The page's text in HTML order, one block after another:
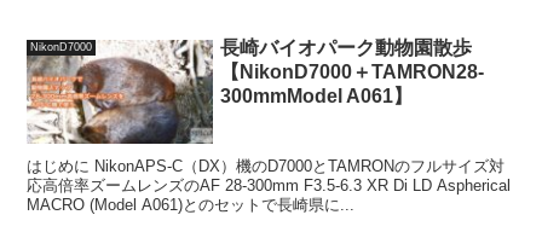
NikonD7000
長崎バイオパーク動物園散歩
【NikonD7000＋TAMRON28-
300mmModel A061】
はじめに NikonAPS-C（DX）機のD7000とTAMRONのフルサイズ対
応高倍率ズームレンズのAF 28-300mm F3.5-6.3 XR Di LD Aspherical
MACRO (Model A061)とのセットで長崎県に...